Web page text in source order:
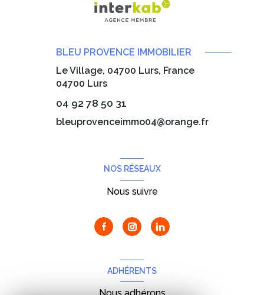
BLEU PROVENCE IMMOBILIER
Le Village, 04700 Lurs, France
04700 Lurs
04 92 78 50 31
bleuprovenceimmo04@orange.fr
NOS RÉSEAUX
Nous suivre
ADHÉRENTS